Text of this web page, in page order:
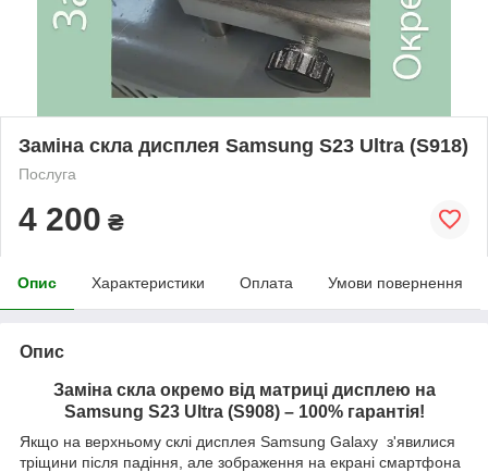
Заміна скла дисплея Samsung S23 Ultra (S918)
Послуга
4 200 ₴
Опис Характеристики Оплата Умови повернення
Опис
Заміна скла окремо від матриці дисплею на
Samsung S23 Ultra (S908)– 100% гарантія!
Якщо на верхньому склі дисплея Samsung Galaxy з'явилися
тріщини після падіння, але зображення на екрані смартфона